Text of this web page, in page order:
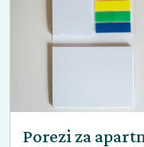
Porezi za